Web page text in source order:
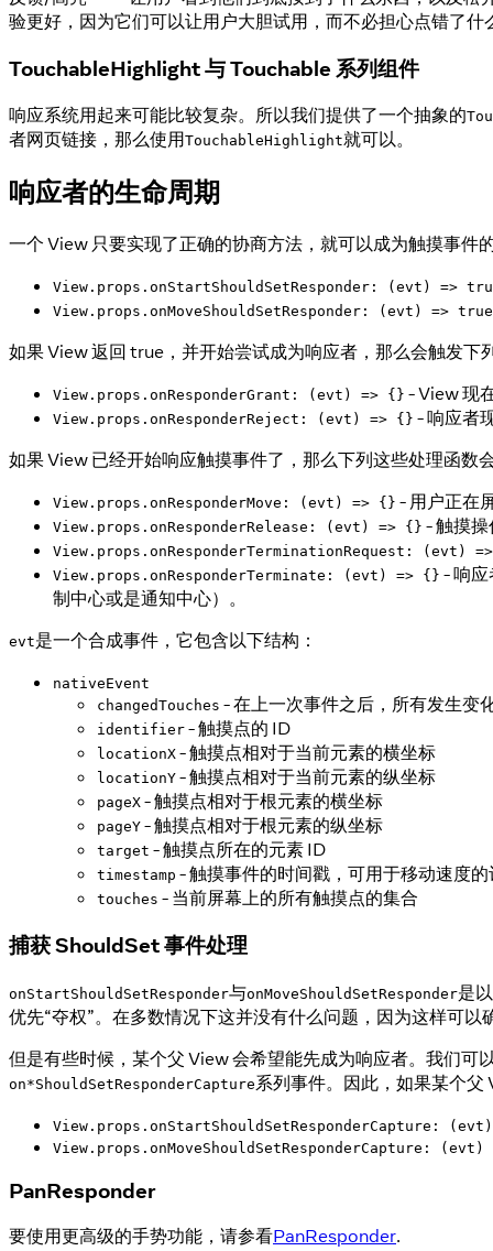
验更好，因为它们可以让用户大胆试用，而不必担心点错了什
TouchableHighlight 与 Touchable 系列组件
响应系统用起来可能比较复杂。所以我们提供了一个抽象的
者网页链接，那么使用TouchableHighlight就可以。
响应者的生命周期
一个 View 只要实现了正确的协商方法，就可以成为触摸事件
View.props.onStartShouldSetResponder: (evt) =>
View.props.onMoveShouldSetResponder: (evt) =>
如果 View 返回 true，并开始尝试成为响应者，那么会触发下
View.props.onResponderGrant: (evt) => {} - View 现
View.props.onResponderReject: (evt) => {} - 响应者
如果 View 已经开始响应触摸事件了，那么下列这些处理函数
View.props.onResponderMove: (evt) => {} - 用户正在
View.props.onResponderRelease: (evt) => {} - 触摸
View.props.onResponderTerminationRequest: (evt)
View.props.onResponderTerminate: (evt) => {} - 响
制中心或是通知中心）。
evt是一个合成事件，它包含以下结构：
nativeEvent
changedTouches - 在上一次事件之后，所有发生变
identifier - 触摸点的 ID
locationX - 触摸点相对于当前元素的横坐标
locationY - 触摸点相对于当前元素的纵坐标
pageX - 触摸点相对于根元素的横坐标
pageY - 触摸点相对于根元素的纵坐标
target - 触摸点所在的元素 ID
timestamp - 触摸事件的时间戳，可用于移动速度的
touches - 当前屏幕上的所有触摸点的集合
捕获 ShouldSet 事件处理
onStartShouldSetResponder与onMoveShouldSetResponder是
优先“夺权”。在多数情况下这并没有什么问题，因为这样可以
但是有些时候，某个父 View 会希望能先成为响应者。我们可
on*ShouldSetResponderCapture系列事件。因此，如果某个
View.props.onStartShouldSetResponderCapture:
View.props.onMoveShouldSetResponderCapture:
PanResponder
要使用更高级的手势功能，请参看PanResponder.